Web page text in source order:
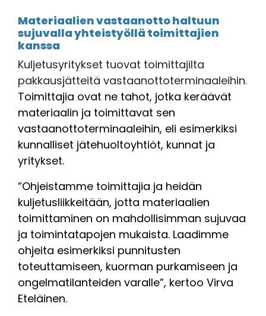
Materiaalien vastaanotto haltuun
sujuvalla yhteistyöllä toimittajien
kanssa
Kuljetusyritykset tuovat toimittajilta
pakkausjätteitä vastaanottoterminaaleihin.
Toimittajia ovat ne tahot, jotka keräävät
materiaalin ja toimittavat sen
vastaanottoterminaaleihin, eli esimerkiksi
kunnalliset jätehuoltoyhtiöt, kunnat ja
yritykset.
”Ohjeistamme toimittajia ja heidän
kuljetusliikkeitään, jotta materiaalien
toimittaminen on mahdollisimman sujuvaa
ja toimintatapojen mukaista. Laadimme
ohjeita esimerkiksi punnitusten
toteuttamiseen, kuorman purkamiseen ja
ongelmatilanteiden varalle”, kertoo Virva
Eteläinen.